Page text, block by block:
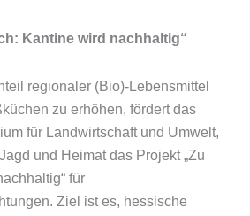
Kantine wird nachhaltig“
regionaler (Bio)-Lebensmittel
zu erhöhen, fördert das
für Landwirtschaft und Umwelt,
und Heimat das Projekt „Zu
für
Ziel ist es, hessische